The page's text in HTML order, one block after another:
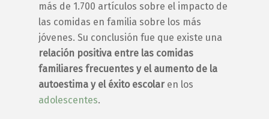
más de 1.700 artículos sobre el impacto de
las comidas en familia sobre los más
jóvenes. Su conclusión fue que existe una
relación positiva entre las comidas
familiares frecuentes y el aumento de la
autoestima y el éxito escolar en los
adolescentes.